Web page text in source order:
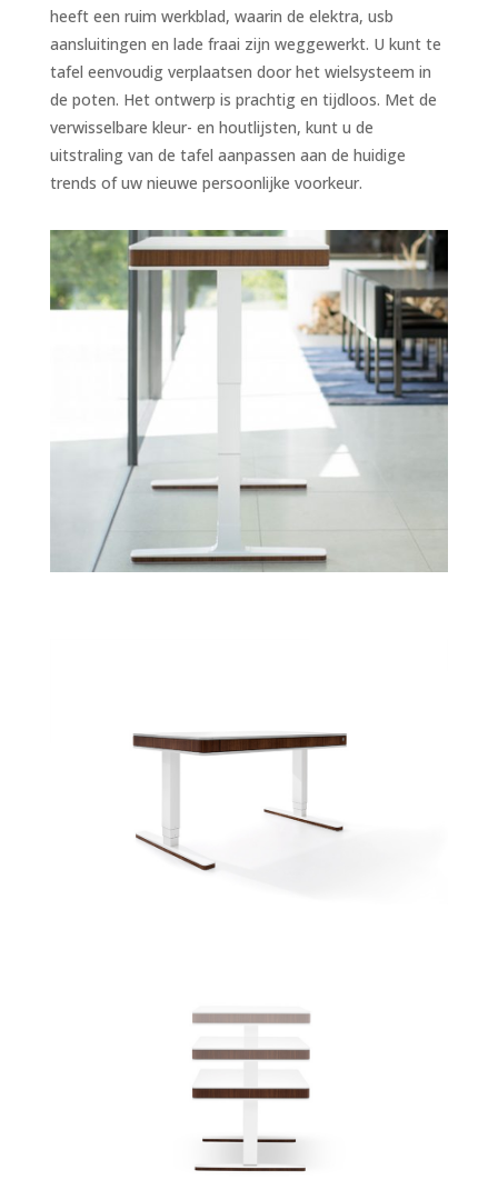
heeft een ruim werkblad, waarin de elektra, usb
aansluitingen en lade fraai zijn weggewerkt. U kunt te
tafel eenvoudig verplaatsen door het wielsysteem in
de poten. Het ontwerp is prachtig en tijdloos. Met de
verwisselbare kleur- en houtlijsten, kunt u de
uitstraling van de tafel aanpassen aan de huidige
trends of uw nieuwe persoonlijke voorkeur.